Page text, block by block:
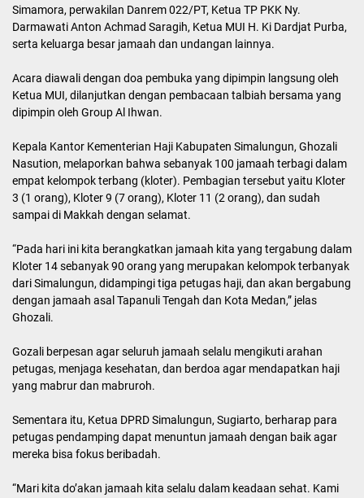
Simamora, perwakilan Danrem 022/PT, Ketua TP PKK Ny.
Darmawati Anton Achmad Saragih, Ketua MUI H. Ki Dardjat Purba,
serta keluarga besar jamaah dan undangan lainnya.
Acara diawali dengan doa pembuka yang dipimpin langsung oleh
Ketua MUI, dilanjutkan dengan pembacaan talbiah bersama yang
dipimpin oleh Group Al Ihwan.
Kepala Kantor Kementerian Haji Kabupaten Simalungun, Ghozali
Nasution, melaporkan bahwa sebanyak 100 jamaah terbagi dalam
empat kelompok terbang (kloter). Pembagian tersebut yaitu Kloter
3 (1 orang), Kloter 9 (7 orang), Kloter 11 (2 orang), dan sudah
sampai di Makkah dengan selamat.
“Pada hari ini kita berangkatkan jamaah kita yang tergabung dalam
Kloter 14 sebanyak 90 orang yang merupakan kelompok terbanyak
dari Simalungun, didampingi tiga petugas haji, dan akan bergabung
dengan jamaah asal Tapanuli Tengah dan Kota Medan,” jelas
Ghozali.
Gozali berpesan agar seluruh jamaah selalu mengikuti arahan
petugas, menjaga kesehatan, dan berdoa agar mendapatkan haji
yang mabrur dan mabruroh.
Sementara itu, Ketua DPRD Simalungun, Sugiarto, berharap para
petugas pendamping dapat menuntun jamaah dengan baik agar
mereka bisa fokus beribadah.
“Mari kita do’akan jamaah kita selalu dalam keadaan sehat. Kami